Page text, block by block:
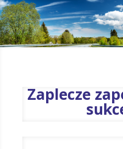
Zaplecze